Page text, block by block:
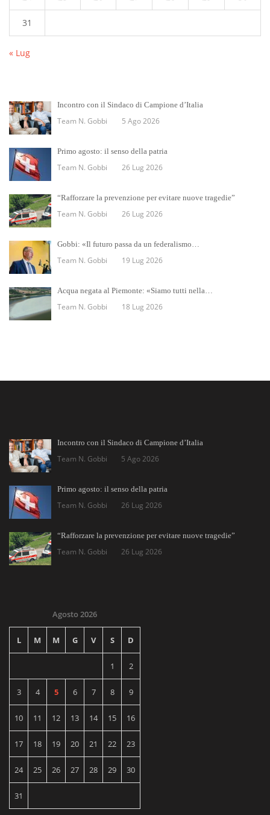
31
« Lug
Incontro con il Sindaco di Campione d’Italia
Team N. Gobbi 5 Ago 2026
Primo agosto: il senso della patria
Team N. Gobbi 26 Lug 2026
“Rafforzare la prevenzione per evitare nuove tragedie”
Team N. Gobbi 26 Lug 2026
Gobbi: «Il futuro passa da un federalismo…
Team N. Gobbi 19 Lug 2026
Acqua negata al Piemonte: «Siamo tutti nella…
Team N. Gobbi 18 Lug 2026
Incontro con il Sindaco di Campione d’Italia
Team N. Gobbi 5 Ago 2026
Primo agosto: il senso della patria
Team N. Gobbi 26 Lug 2026
“Rafforzare la prevenzione per evitare nuove tragedie”
Team N. Gobbi 26 Lug 2026
Agosto 2026
L M M G V S D
1 2
3 4 5 6 7 8 9
10 11 12 13 14 15 16
17 18 19 20 21 22 23
24 25 26 27 28 29 30
31